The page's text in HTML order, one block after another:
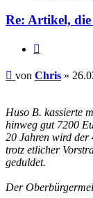
Re: Artikel, die
Beitrag
von Chris »
Huso B. kassierte
hinweg gut 7200
20 Jahren wird
trotz etlicher
geduldet.
Der